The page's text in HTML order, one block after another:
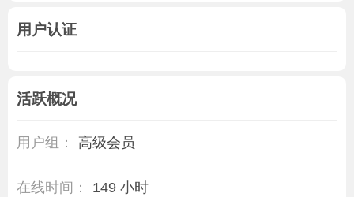
用户认证
活跃概况
用户组： 高级会员
在线时间：
149 小时